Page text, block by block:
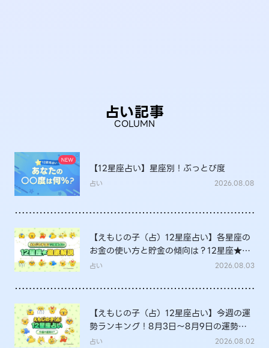
占い記事
COLUMN
【12星座占い】星座別！ぶっとび度
占い 2026.08.08
【えもじの子（占）12星座占い】各星座の
お金の使い方と貯金の傾向は？12星座★徹
底解説
占い 2026.08.03
【えもじの子（占）12星座占い】今週の運
勢ランキング！8月3日～8月9日の運勢
は？
占い 2026.08.02